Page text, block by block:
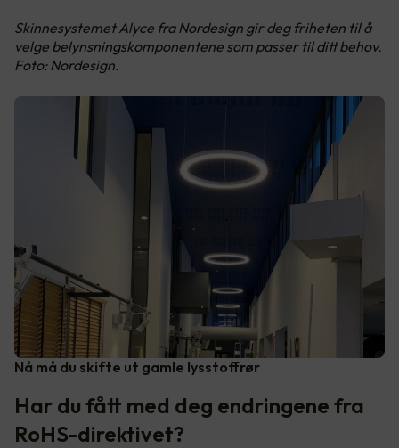
Skinnesystemet Alyce fra Nordesign gir deg friheten til å
velge belynsningskomponentene som passer til ditt behov.
Foto: Nordesign.
Nå må du skifte ut gamle lysstoffrør
Har du fått med deg endringene fra
RoHS-direktivet?